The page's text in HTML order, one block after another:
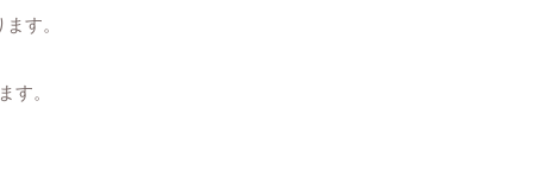
す。
。